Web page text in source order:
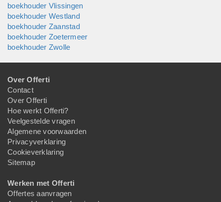
boekhouder Vlissingen
boekhouder Westland
boekhouder Zaanstad
boekhouder Zoetermeer
boekhouder Zwolle
Over Offerti
Contact
Over Offerti
Hoe werkt Offerti?
Veelgestelde vragen
Algemene voorwaarden
Privacyverklaring
Cookieverklaring
Sitemap
Werken met Offerti
Offertes aanvragen